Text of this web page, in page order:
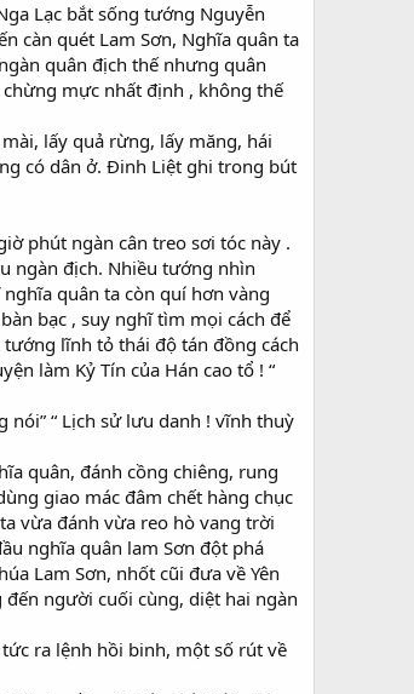
Lạc bắt sống tướng Nguyễn
càn quét Lam Sơn, Nghĩa quân ta
quân địch thế nhưng quân
mực nhất định , không thế
lấy quả rừng, lấy măng, hái
có dân ở. Đinh Liệt ghi trong bút
phút ngàn cân treo sơi tóc này .
ngàn địch. Nhiều tướng nhìn
quân ta còn quí hơn vàng
bạc , suy nghĩ tìm mọi cách để
lĩnh tỏ thái độ tán đồng cách
làm Kỷ Tín của Hán cao tổ ! “
“ Lịch sử lưu danh ! vĩnh thuỳ
quân, đánh cồng chiêng, rung
giao mác đâm chết hàng chục
vừa đánh vừa reo hò vang trời
nghĩa quân lam Sơn đột phá
Lam Sơn, nhốt cũi đưa về Yên
người cuối cùng, diệt hai ngàn
ra lệnh hồi binh, một số rút về